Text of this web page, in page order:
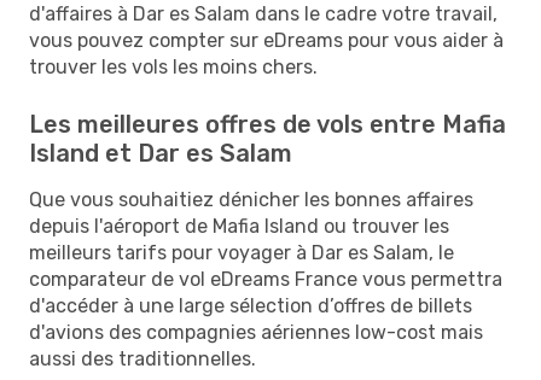
d'affaires à Dar es Salam dans le cadre votre travail,
vous pouvez compter sur eDreams pour vous aider à
trouver les vols les moins chers.
Les meilleures offres de vols entre Mafia
Island et Dar es Salam
Que vous souhaitiez dénicher les bonnes affaires
depuis l'aéroport de Mafia Island ou trouver les
meilleurs tarifs pour voyager à Dar es Salam, le
comparateur de vol eDreams France vous permettra
d'accéder à une large sélection d’offres de billets
d'avions des compagnies aériennes low-cost mais
aussi des traditionnelles.